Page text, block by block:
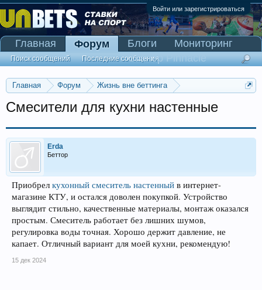
Войти или зарегистрироваться
Главная Форум
Жизнь вне беттинга
Смесители для кухни настенные
Erda
Беттор
Приобрел кухонный смеситель настенный в интернет-
магазине КТУ, и остался доволен покупкой. Устройство
выглядит стильно, качественные материалы, монтаж оказался
простым. Смеситель работает без лишних шумов,
регулировка воды точная. Хорошо держит давление, не
капает. Отличный вариант для моей кухни, рекомендую!
15 дек 2024
Главная Форум
Поиск сообщений Последние сообщения
Блоги
Мониторинг
Сканер Pinnacle